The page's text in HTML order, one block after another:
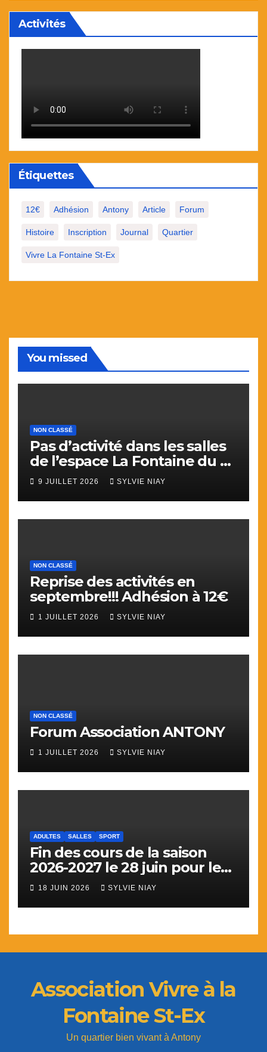
Activités
Étiquettes
12€ Adhésion Antony Article Forum
Histoire Inscription Journal Quartier
Vivre La Fontaine St-Ex
You missed
NON CLASSÉ
Pas d’activité dans les salles
de l’espace La Fontaine du 9
juillet au 31 aout.
9 JUILLET 2026 SYLVIE NIAY
NON CLASSÉ
Reprise des activités en
septembre!!! Adhésion à 12€
1 JUILLET 2026 SYLVIE NIAY
NON CLASSÉ
Forum Association ANTONY
1 JUILLET 2026 SYLVIE NIAY
ADULTES SALLES SPORT
Fin des cours de la saison
2026-2027 le 28 juin pour le
sport
18 JUIN 2026 SYLVIE NIAY
Association Vivre à la
Fontaine St-Ex
Un quartier bien vivant à Antony